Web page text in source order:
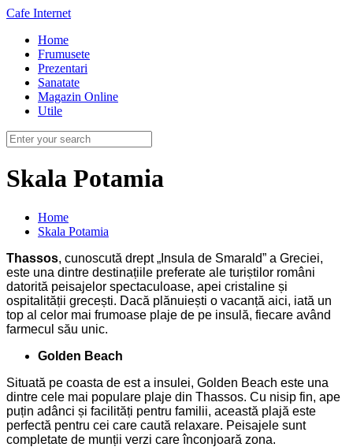
Cafe Internet
Home
Frumusete
Prezentari
Sanatate
Magazin Online
Utile
Skala Potamia
Home
Skala Potamia
Thassos, cunoscută drept „Insula de Smarald” a Greciei,
este una dintre destinațiile preferate ale turiștilor români
datorită peisajelor spectaculoase, apei cristaline și
ospitalității grecești. Dacă plănuiești o vacanță aici, iată un
top al celor mai frumoase plaje de pe insulă, fiecare având
farmecul său unic.
Golden Beach
Situată pe coasta de est a insulei, Golden Beach este una
dintre cele mai populare plaje din Thassos. Cu nisip fin, ape
puțin adânci și facilități pentru familii, această plajă este
perfectă pentru cei care caută relaxare. Peisajele sunt
completate de munții verzi care înconjoară zona.